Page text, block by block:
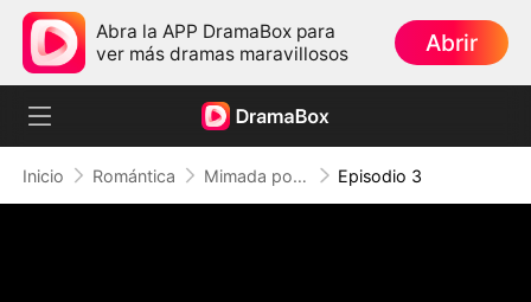
Abra la APP DramaBox para
ver más dramas maravillosos
Abrir
Inicio Romántica Mimada por el Abogado Frío Episodio 3